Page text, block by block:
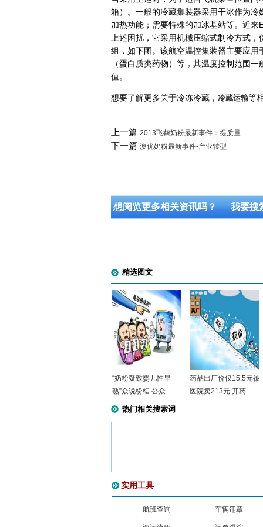
箱）。一般的冷藏集装器采用干冰作为
加热功能；需要特殊的加冰基站等。近
上述困扰，它采用机械压缩式制冷方式
组，如下图。该航空温控集装器主要应
（蛋白质类药物）等，其温度控制范
值。
想要了解更多关于冷冻冷藏， 冷藏运输等
上一篇 2013飞鹤奶粉最新事件：提质量
下一篇 澳优奶粉最新事件-产业转型
想阅览更多相关资讯吗？ 我要搜
精选图文
“奶粉疑致婴儿性早
熟”众说纷纭 公众
药品出厂价仅15.5元被
医院卖213元 开药
热门相关搜索词
实用工具
航班查询 车辆违章